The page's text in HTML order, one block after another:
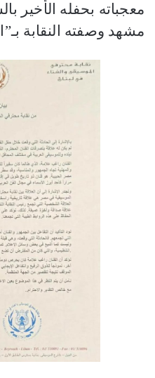
معجباته بحفله الأخير
مشهد وصفته النقابة